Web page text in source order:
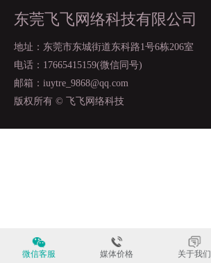
东莞飞飞网络科技有限公司
地址：东莞市东城街道东科路1号6栋206室
电话：17665415159(微信同号)
邮箱：iuytre_9868@qq.com
版权所有 © 飞飞网络科技
微信客服 媒体价格 关于我们